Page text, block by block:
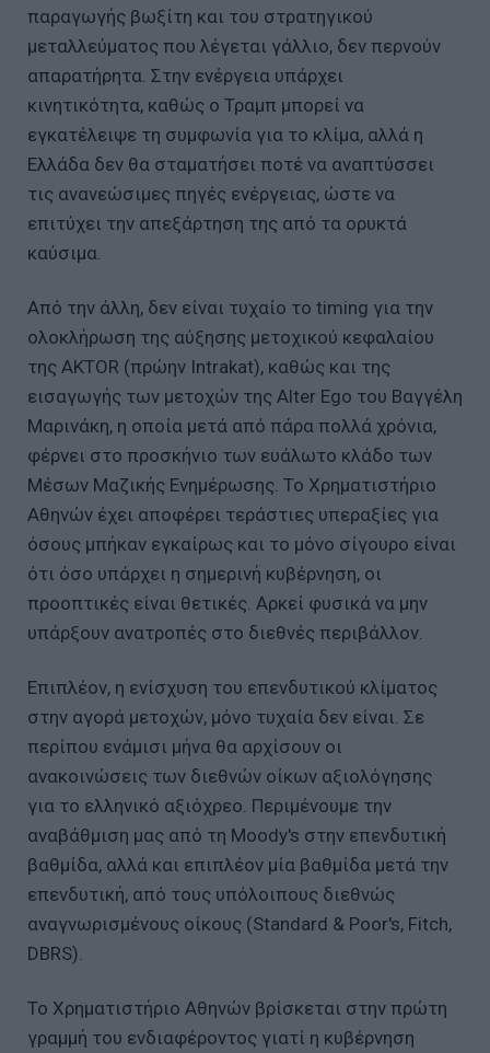
παραγωγής βωξίτη και του στρατηγικού
μεταλλεύματος που λέγεται γάλλιο, δεν περνούν
απαρατήρητα. Στην ενέργεια υπάρχει
κινητικότητα, καθώς ο Τραμπ μπορεί να
εγκατέλειψε τη συμφωνία για το κλίμα, αλλά η
Ελλάδα δεν θα σταματήσει ποτέ να αναπτύσσει
τις ανανεώσιμες πηγές ενέργειας, ώστε να
επιτύχει την απεξάρτηση της από τα ορυκτά
καύσιμα.
Από την άλλη, δεν είναι τυχαίο το timing για την
ολοκλήρωση της αύξησης μετοχικού κεφαλαίου
της AKTOR (πρώην Intrakat), καθώς και της
εισαγωγής των μετοχών της Alter Ego του Βαγγέλη
Μαρινάκη, η οποία μετά από πάρα πολλά χρόνια,
φέρνει στο προσκήνιο των ευάλωτο κλάδο των
Μέσων Μαζικής Ενημέρωσης. Το Χρηματιστήριο
Αθηνών έχει αποφέρει τεράστιες υπεραξίες για
όσους μπήκαν εγκαίρως και το μόνο σίγουρο είναι
ότι όσο υπάρχει η σημερινή κυβέρνηση, οι
προοπτικές είναι θετικές. Αρκεί φυσικά να μην
υπάρξουν ανατροπές στο διεθνές περιβάλλον.
Επιπλέον, η ενίσχυση του επενδυτικού κλίματος
στην αγορά μετοχών, μόνο τυχαία δεν είναι. Σε
περίπου ενάμισι μήνα θα αρχίσουν οι
ανακοινώσεις των διεθνών οίκων αξιολόγησης
για το ελληνικό αξιόχρεο. Περιμένουμε την
αναβάθμιση μας από τη Moody's στην επενδυτική
βαθμίδα, αλλά και επιπλέον μία βαθμίδα μετά την
επενδυτική, από τους υπόλοιπους διεθνώς
αναγνωρισμένους οίκους (Standard & Poor's, Fitch,
DBRS).
Το Χρηματιστήριο Αθηνών βρίσκεται στην πρώτη
γραμμή του ενδιαφέροντος γιατί η κυβέρνηση